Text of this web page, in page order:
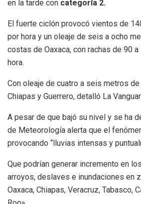
en la tarde con categoría 2.
El fuerte ciclón provocó vientos de
por hora y un oleaje de seis a ocho
costas de Oaxaca, con rachas de 90
hora.
Con oleaje de cuatro a seis metros
Chiapas y Guerrero, detalló La
A pesar de que bajó su nivel y se ha
de Meteorología alerta que el
provocando “lluvias intensas y
Que podrían generar incremento en
arroyos, deslaves e inundaciones en
Oaxaca, Chiapas, Veracruz, Tabasco,